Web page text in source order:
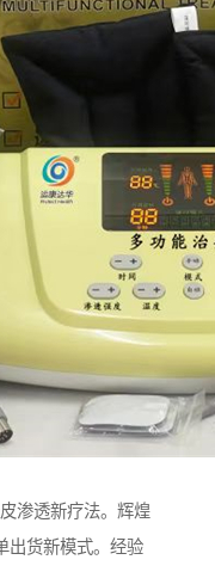
渗透新疗法。辉煌
出货新模式。经验